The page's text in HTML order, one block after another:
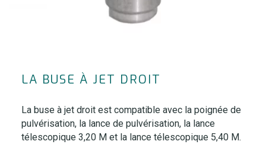
LA BUSE À JET DROIT
La buse à jet droit est compatible avec la poignée de
pulvérisation, la lance de pulvérisation, la lance
télescopique 3,20 M et la lance télescopique 5,40 M.